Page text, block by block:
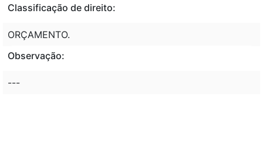
Classificação de direito:
ORÇAMENTO.
Observação:
---